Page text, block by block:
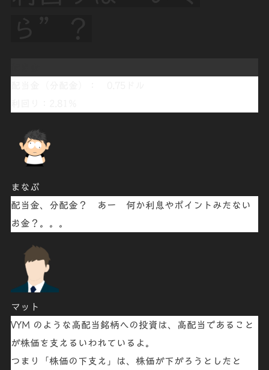
まなぶ
配当金、分配金？
あー 何か利息 やポイント みたない
お金？。。。
マット
VYM のような高配当銘柄への投資は、高配当であること
が株価を支え るいわれているよ。
つまり「 株価の下支え 」は、株価が下がろうとしたと